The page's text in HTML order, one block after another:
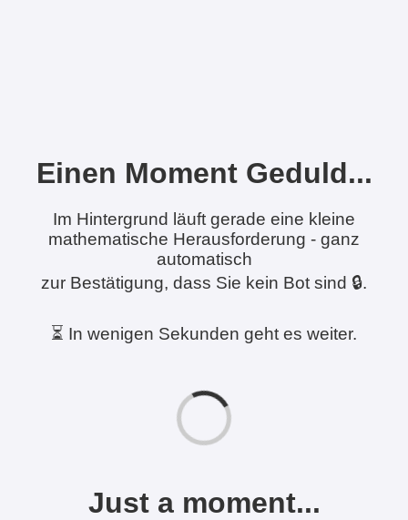
Einen Moment Geduld...
Im Hintergrund läuft gerade eine kleine
mathematische Herausforderung - ganz
automatisch
zur Bestätigung, dass Sie kein Bot sind 🔒.
⏳ In wenigen Sekunden geht es weiter.
Just a moment...